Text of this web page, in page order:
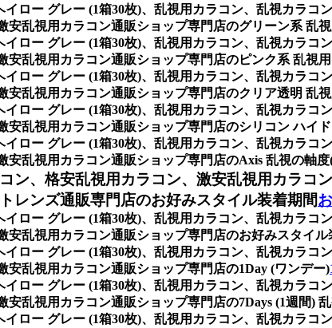
イロー グレー (1箱30枚)、乱視用カラコン、乱視カラ
安乱視用カラコン通販ショップ専門店のグリーン系 乱
イロー グレー (1箱30枚)、乱視用カラコン、乱視カラ
安乱視用カラコン通販ショップ専門店のピンク系 乱視
イロー グレー (1箱30枚)、乱視用カラコン、乱視カラ
安乱視用カラコン通販ショップ専門店のクリア透明 乱
イロー グレー (1箱30枚)、乱視用カラコン、乱視カラ
安乱視用カラコン通販ショップ専門店のシリコン ハイ
イロー グレー (1箱30枚)、乱視用カラコン、乱視カラ
乱視用カラコン通販ショップ専門店のAxis 乱視の軸度
ン、格安乱視用カラコン、激安乱視用カラコ
レンズ通販専門店のお好みスタイル装着期間
イロー グレー (1箱30枚)、乱視用カラコン、乱視カラ
安乱視用カラコン通販ショップ専門店のお好みスタイル
イロー グレー (1箱30枚)、乱視用カラコン、乱視カラ
安乱視用カラコン通販ショップ専門店の1Day (ワンデー)
イロー グレー (1箱30枚)、乱視用カラコン、乱視カラ
乱視用カラコン通販ショップ専門店の7Days (1週間) 乱
イロー グレー (1箱30枚)、乱視用カラコン、乱視カラ